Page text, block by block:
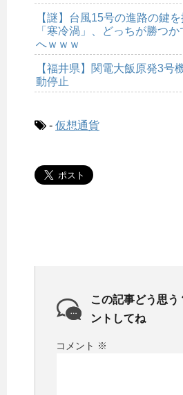
【謎】台風15号の進路の鍵
「寒冷渦」、どっちが勝つ
へｗｗｗ
【福井県】関電大飯原発3号
動停止
- 仮想通貨
この記事どう思う
ントしてね
コメント ※